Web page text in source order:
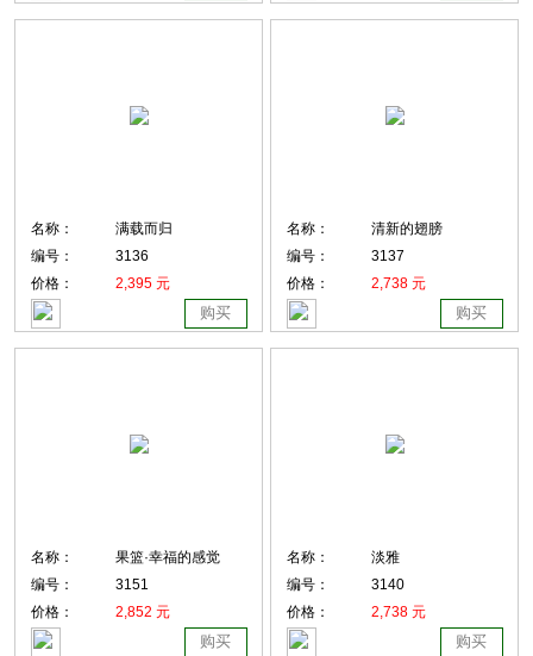
名称：
满载而归
编号：
3136
价格：
2,395 元
购买
名称：
清新的翅膀
编号：
3137
价格：
2,738 元
购买
名称：
果篮·幸福的感觉
编号：
3151
价格：
2,852 元
购买
名称：
淡雅
编号：
3140
价格：
2,738 元
购买